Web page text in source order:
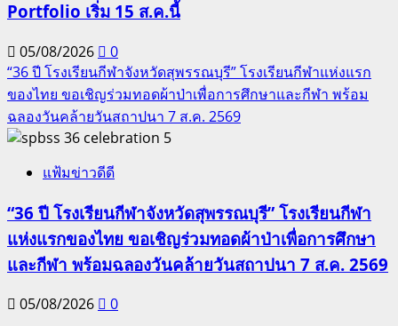
Portfolio เริ่ม 15 ส.ค.นี้
05/08/2026
0
“36 ปี โรงเรียนกีฬาจังหวัดสุพรรณบุรี” โรงเรียนกีฬาแห่งแรก
ของไทย ขอเชิญร่วมทอดผ้าป่าเพื่อการศึกษาและกีฬา พร้อม
ฉลองวันคล้ายวันสถาปนา 7 ส.ค. 2569
5
แฟ้มข่าวดีดี
“36 ปี โรงเรียนกีฬาจังหวัดสุพรรณบุรี” โรงเรียนกีฬา
แห่งแรกของไทย ขอเชิญร่วมทอดผ้าป่าเพื่อการศึกษา
และกีฬา พร้อมฉลองวันคล้ายวันสถาปนา 7 ส.ค. 2569
05/08/2026 0